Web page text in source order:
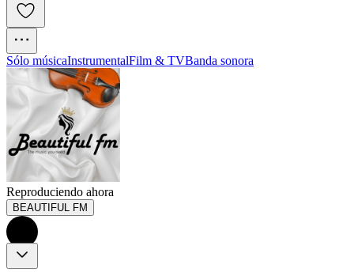
Sólo músicaInstrumentalFilm & TVBanda sonora
Reproduciendo ahora
BEAUTIFUL FM